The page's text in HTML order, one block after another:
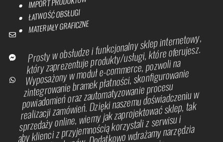
ŁATWOŚĆ OBSŁUGI
MATERIAŁY GRAFICZNE
Prosty w obsłudze i funkcjonalny sklep internetowy,
który zaprezentuje produkty/usługi, które oferujesz.
Wyposażony w moduł e-commerce, pozwoli na
zintegrowanie bramek płatności, skonfigurowanie
powiadomień oraz zautomatyzowanie procesu
realizacji zamówień. Dzięki naszemu doświadczeniu w
sprzedaży online, wiemy jak zaprojektować sklep, tak
aby klienci z przyjemnością korzystali z serwisu i
Button
email
facebook
whatsup